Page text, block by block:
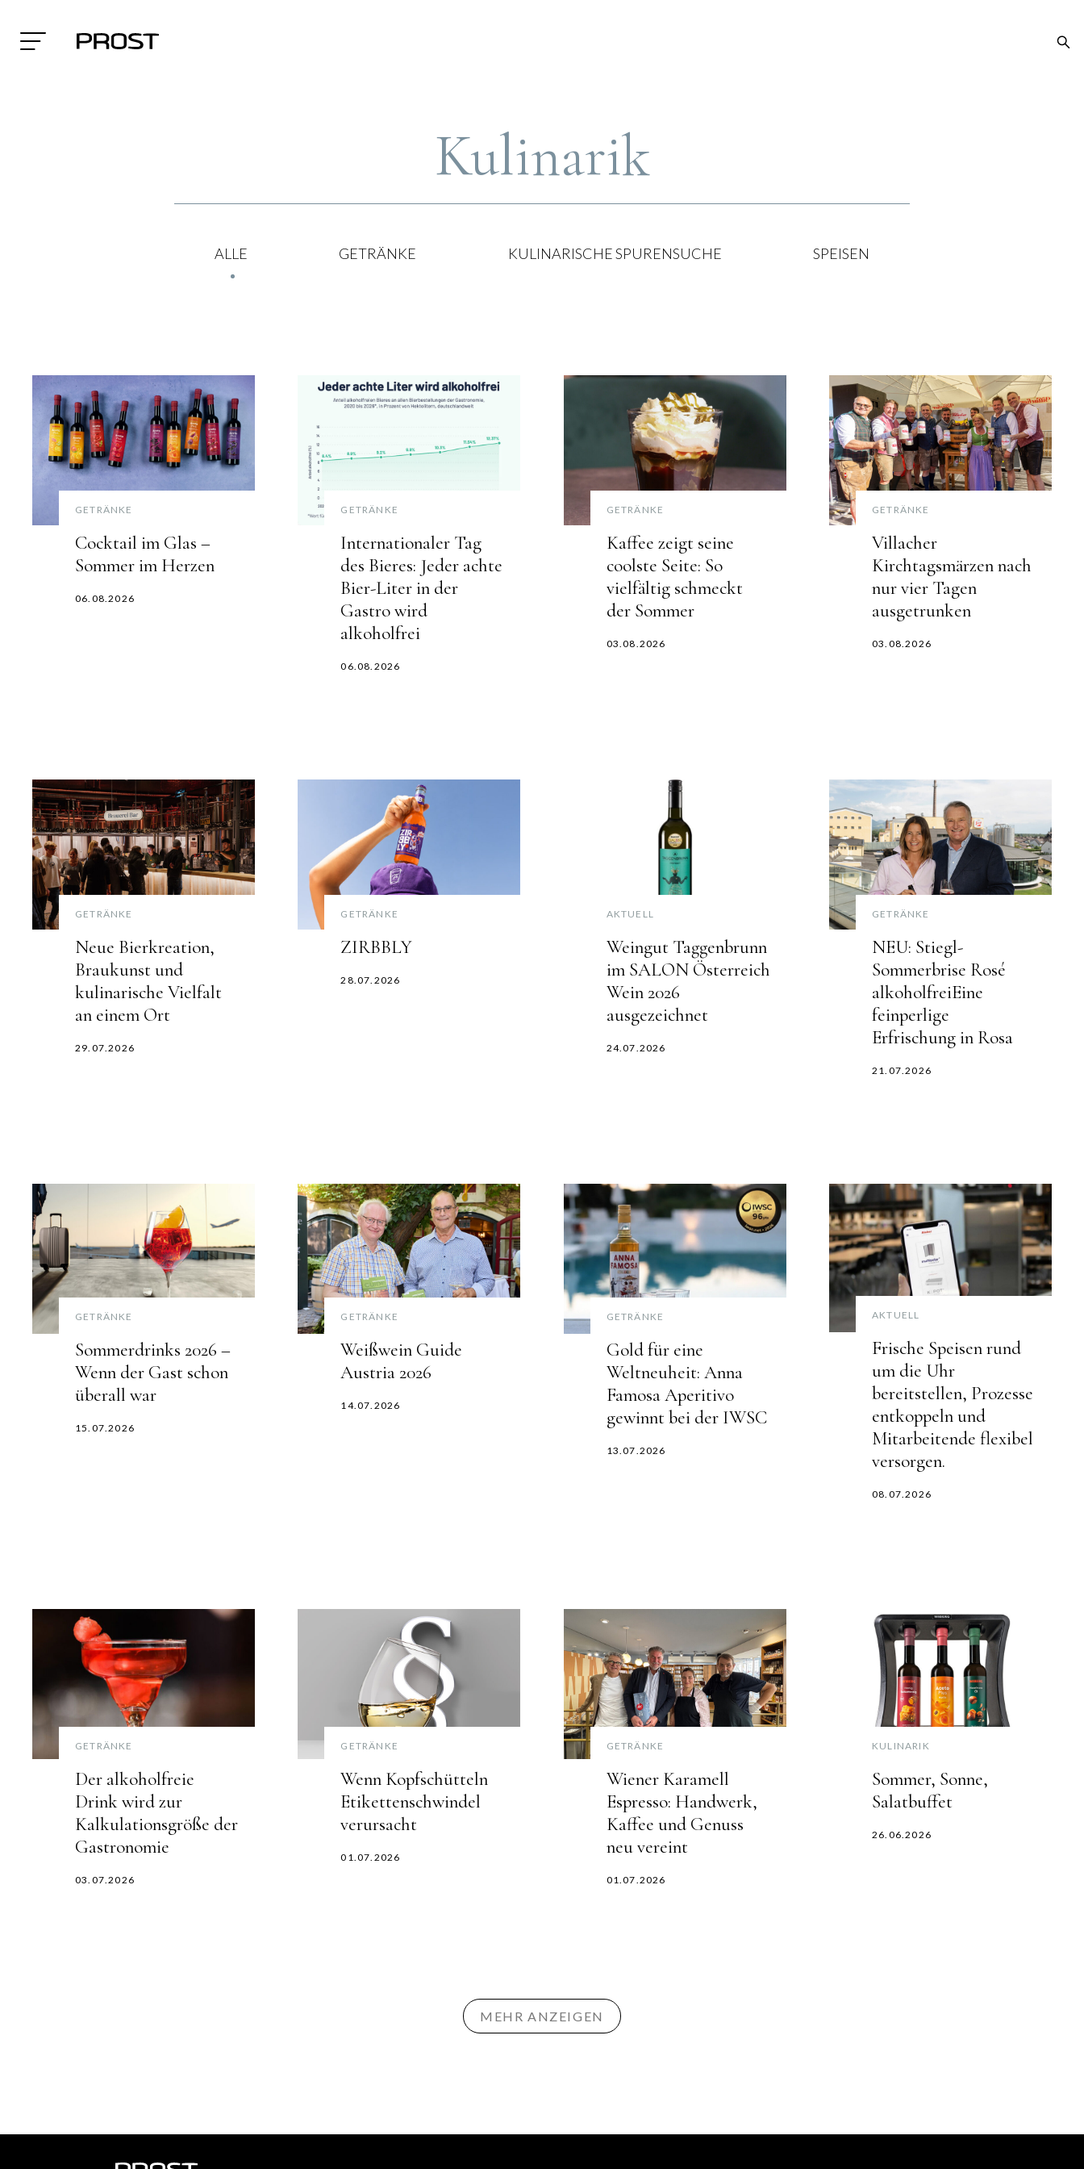
Kulinarik
ALLE GETRÄNKE KULINARISCHE SPURENSUCHE SPEISEN
GETRÄNKE
Cocktail im Glas –
Sommer im Herzen
06.08.2026
GETRÄNKE
Internationaler Tag
des Bieres: Jeder achte
Bier-Liter in der
Gastro wird
alkoholfrei
06.08.2026
GETRÄNKE
Kaffee zeigt seine
coolste Seite: So
vielfältig schmeckt
der Sommer
03.08.2026
GETRÄNKE
Villacher
Kirchtagsmärzen nach
nur vier Tagen
ausgetrunken
03.08.2026
GETRÄNKE
Neue Bierkreation,
Braukunst und
kulinarische Vielfalt
an einem Ort
29.07.2026
GETRÄNKE
ZIRBBLY
28.07.2026
AKTUELL
Weingut Taggenbrunn
im SALON Österreich
Wein 2026
ausgezeichnet
24.07.2026
GETRÄNKE
NEU: Stiegl-
Sommerbrise Rosé
alkoholfreiEine
feinperlige
Erfrischung in Rosa
21.07.2026
GETRÄNKE
Sommerdrinks 2026 –
Wenn der Gast schon
überall war
15.07.2026
GETRÄNKE
Weißwein Guide
Austria 2026
14.07.2026
GETRÄNKE
Gold für eine
Weltneuheit: Anna
Famosa Aperitivo
gewinnt bei der IWSC
13.07.2026
AKTUELL
Frische Speisen rund
um die Uhr
bereitstellen, Prozesse
entkoppeln und
Mitarbeitende flexibel
versorgen.
08.07.2026
GETRÄNKE
Der alkoholfreie
Drink wird zur
Kalkulationsgröße der
Gastronomie
03.07.2026
GETRÄNKE
Wenn Kopfschütteln
Etikettenschwindel
verursacht
01.07.2026
GETRÄNKE
Wiener Karamell
Espresso: Handwerk,
Kaffee und Genuss
neu vereint
01.07.2026
KULINARIK
Sommer, Sonne,
Salatbuffet
26.06.2026
MEHR ANZEIGEN